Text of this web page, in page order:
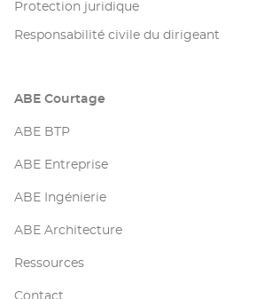
Protection juridique
Responsabilité civile du dirigeant
ABE Courtage
ABE BTP
ABE Entreprise
ABE Ingénierie
ABE Architecture
Ressources
Contact